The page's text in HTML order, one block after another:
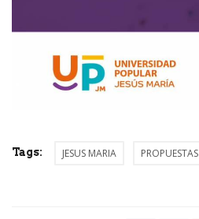
Tags: JESUS MARIA PROPUESTAS